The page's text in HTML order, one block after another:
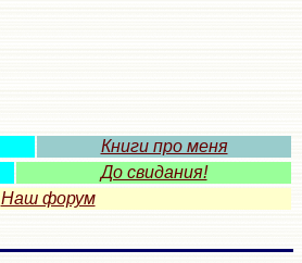
Книги про меня
До свидания!
Наш форум